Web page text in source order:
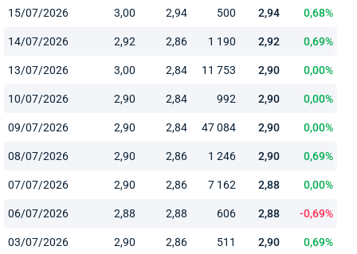
15/07/2026 3,00 2,94 500 2,94 0,68%
14/07/2026 2,92 2,86 1 190 2,92 0,69%
13/07/2026 3,00 2,84 11 753 2,90 0,00%
10/07/2026 2,90 2,84 992 2,90 0,00%
09/07/2026 2,90 2,84 47 084 2,90 0,00%
08/07/2026 2,90 2,86 1 246 2,90 0,69%
07/07/2026 2,90 2,86 7 162 2,88 0,00%
06/07/2026 2,88 2,88 606 2,88 -0,69%
03/07/2026 2,90 2,86 511 2,90 0,69%